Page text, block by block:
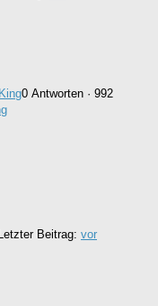
0 Antworten · 992
Beitrag: vor